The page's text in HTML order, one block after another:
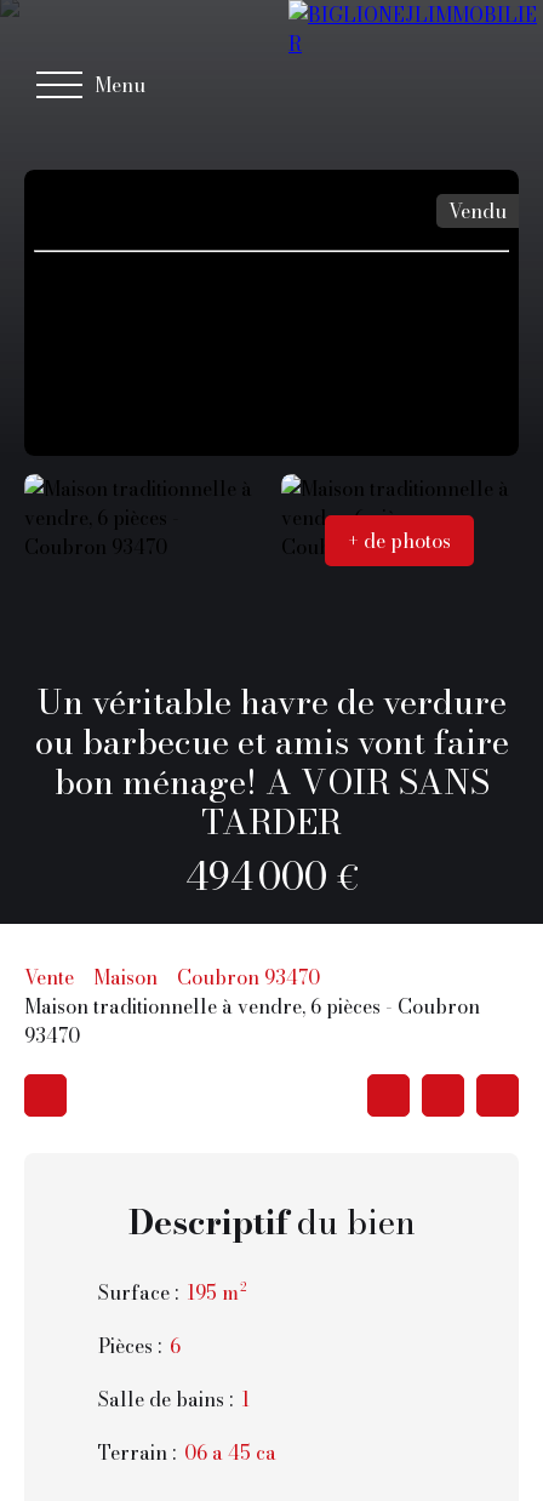
Menu
Vendu
+ de photos
Un véritable havre de verdure
ou barbecue et amis vont faire
bon ménage! A VOIR SANS
TARDER
494 000 €
Vente Maison
Coubron 93470
Maison traditionnelle à vendre, 6 pièces - Coubron
93470
Descriptifdu bien
Surface : 195 m²
Pièces : 6
Salle de bains : 1
Terrain : 06 a 45 ca